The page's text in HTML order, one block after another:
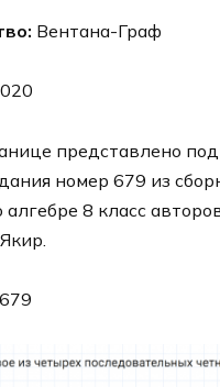
Вентана-Граф
представлено
номер 679 из
алгебре 8 класс